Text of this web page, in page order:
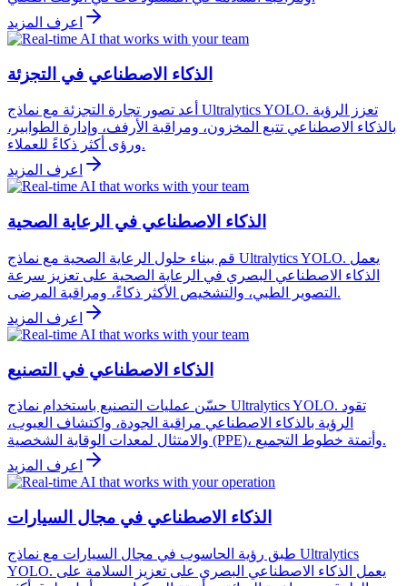
اعرف المزيد
الذكاء الاصطناعي في التجزئة
أعد تصور تجارة التجزئة مع نماذج Ultralytics YOLO. تعزز الرؤية
بالذكاء الاصطناعي تتبع المخزون، ومراقبة الأرفف، وإدارة الطوابير،
ورؤى أكثر ذكاءً للعملاء.
اعرف المزيد
الذكاء الاصطناعي في الرعاية الصحية
قم ببناء حلول الرعاية الصحية مع نماذج Ultralytics YOLO. يعمل
الذكاء الاصطناعي البصري في الرعاية الصحية على تعزيز سرعة
التصوير الطبي، والتشخيص الأكثر ذكاءً، ومراقبة المرضى.
اعرف المزيد
الذكاء الاصطناعي في التصنيع
حسّن عمليات التصنيع باستخدام نماذج Ultralytics YOLO. تقود
الرؤية بالذكاء الاصطناعي مراقبة الجودة، واكتشاف العيوب،
والامتثال لمعدات الوقاية الشخصية (PPE)، وأتمتة خطوط التجميع.
اعرف المزيد
الذكاء الاصطناعي في مجال السيارات
طبق رؤية الحاسوب في مجال السيارات مع نماذج Ultralytics
YOLO. يعمل الذكاء الاصطناعي البصري على تعزيز السلامة على